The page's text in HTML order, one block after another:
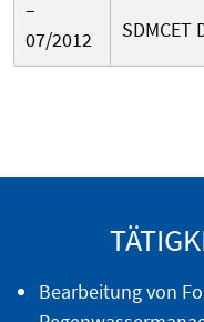
–
07/2012
SDMCET
Bearbeitung von